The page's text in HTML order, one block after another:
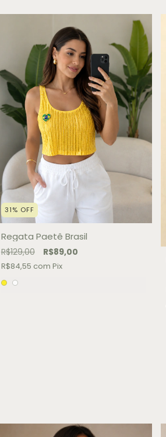
31% OFF
Regata Paetê Brasil
R$129,00 R$89,00
R$84,55 com Pix